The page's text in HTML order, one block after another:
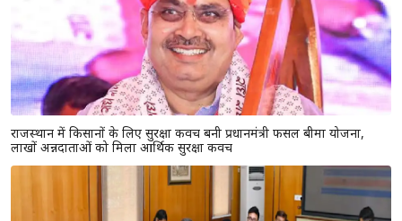
राजस्थान में किसानों के लिए सुरक्षा कवच बनी प्रधानमंत्री फसल बीमा योजना,
लाखों अन्नदाताओं को मिला आर्थिक सुरक्षा कवच